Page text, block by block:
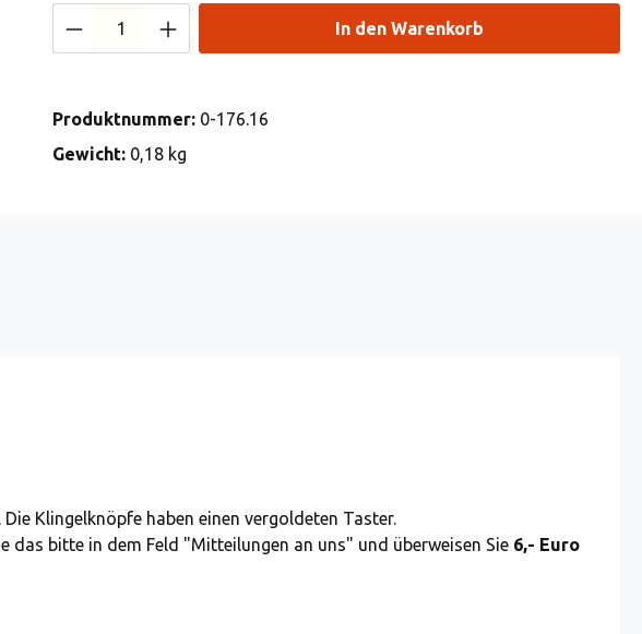
Produkt Anzahl: Gib den gewünschten Wert
In den Warenkorb
Produktnummer: 0-176.16
Gewicht: 0,18 kg
Klingelknöpfe haben einen vergoldeten Taster.
das bitte in dem Feld "Mitteilungen an uns" und überweisen Sie 6,- Euro